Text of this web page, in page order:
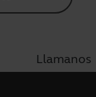
Llamanos